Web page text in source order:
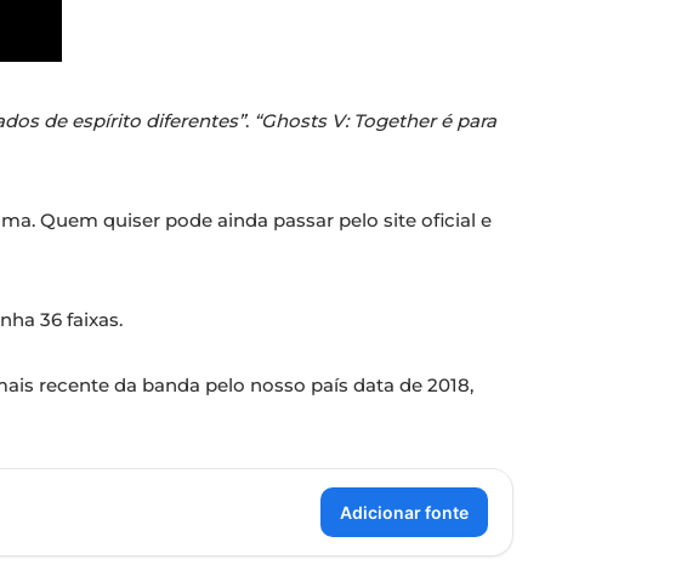
de espírito diferentes”. “Ghosts V: Together é para
Quem quiser pode ainda passar pelo site oficial e
36 faixas.
recente da banda pelo nosso país data de 2018,
Adicionar fonte